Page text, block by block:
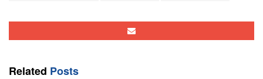
Related Posts